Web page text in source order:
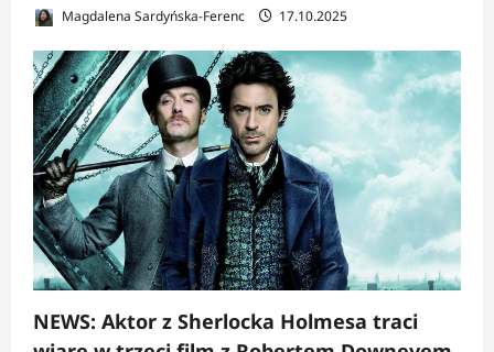
Magdalena Sardyńska-Ferenc 17.10.2025
NEWS: Aktor z Sherlocka Holmesa traci